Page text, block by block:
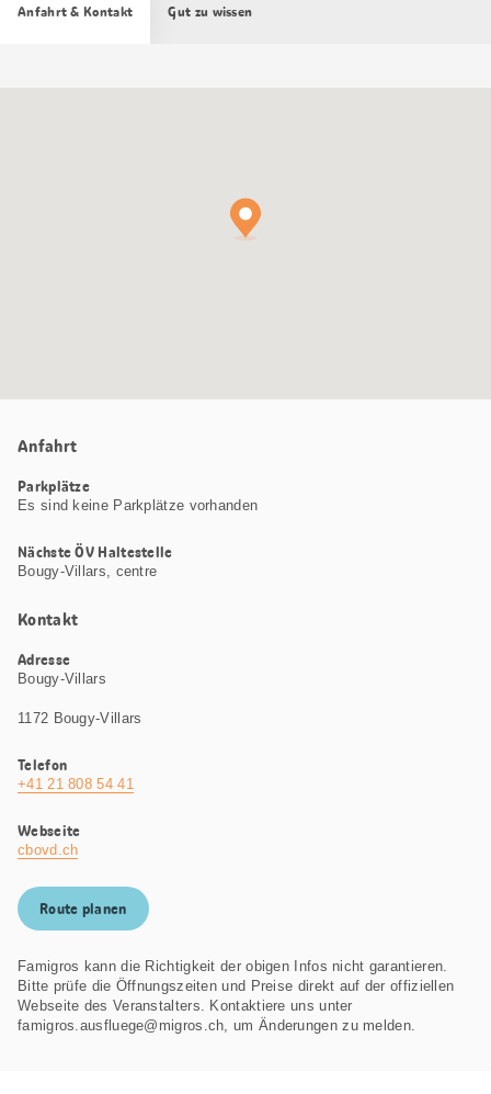
Anfahrt & Kontakt Gut zu wissen
Anfahrt
Parkplätze
Es sind keine Parkplätze vorhanden
Nächste ÖV Haltestelle
Bougy-Villars, centre
Kontakt
Adresse
Bougy-Villars
1172 Bougy-Villars
Telefon
+41 21 808 54 41
Webseite
cbovd.ch
Route planen
Famigros kann die Richtigkeit der obigen Infos nicht garantieren.
Bitte prüfe die Öffnungszeiten und Preise direkt auf der offiziellen
Webseite des Veranstalters. Kontaktiere uns unter
famigros.ausfluege@migros.ch, um Änderungen zu melden.